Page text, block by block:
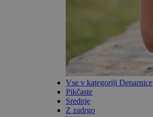
Vse v kategoriji Denarnice
Pikčaste
Srednje
Z zadrgo